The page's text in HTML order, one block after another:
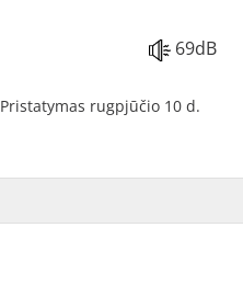
69dB
Pristatymas rugpjūčio 10 d.